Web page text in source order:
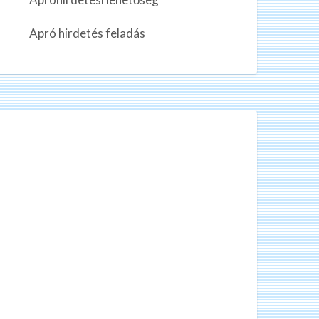
Apró hirdetés feladás